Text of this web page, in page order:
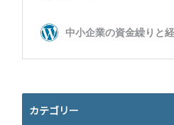
カテゴリー